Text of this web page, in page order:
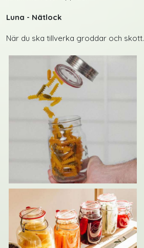
Luna - Nätlock
När du ska tillverka groddar och skott.